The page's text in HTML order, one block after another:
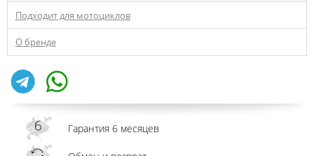
Подходит для мотоциклов
О бренде
Гарантия 6 месяцев